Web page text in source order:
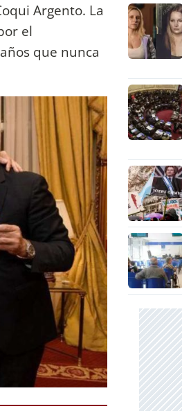
Argento. La
el
que nunca